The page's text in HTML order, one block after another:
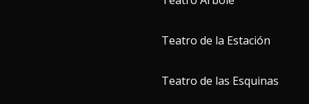
Teatro de la Estación
Teatro de las Esquinas